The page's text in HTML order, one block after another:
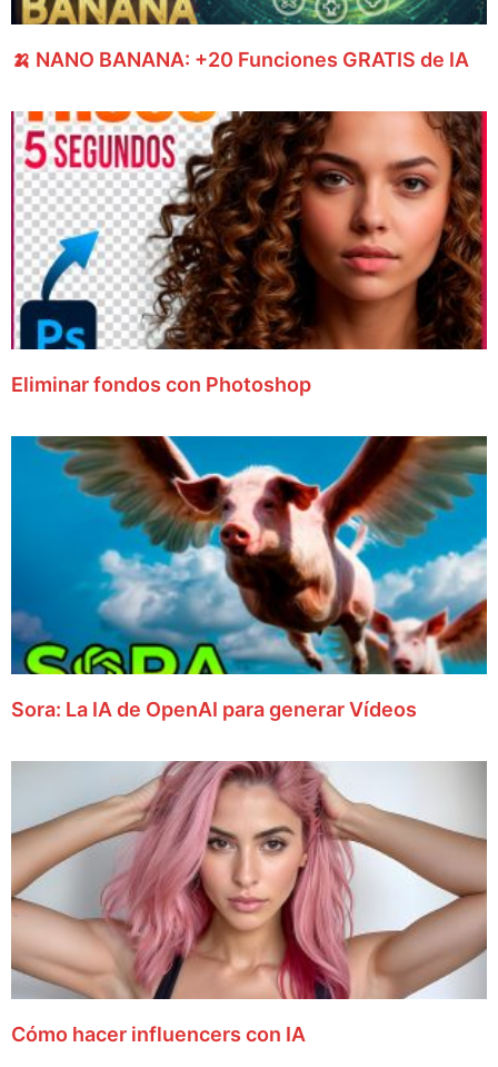
🍌 NANO BANANA: +20 Funciones GRATIS de IA
Eliminar fondos con Photoshop
Sora: La IA de OpenAI para generar Vídeos
Cómo hacer influencers con IA